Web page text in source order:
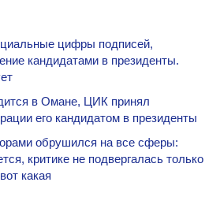
цифры подписей,
кандидатами в президенты.
в Омане, ЦИК принял
его кандидатом в президенты
обрушился на все сферы:
критике не подвергалась только
какая